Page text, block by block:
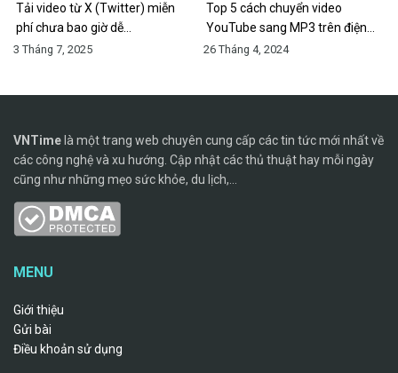
Tải video từ X (Twitter) miễn
phí chưa bao giờ dễ…
3 Tháng 7, 2025
Top 5 cách chuyển video
YouTube sang MP3 trên điện…
26 Tháng 4, 2024
VNTime là một trang web chuyên cung cấp các tin tức mới nhất về
các công nghệ và xu hướng. Cập nhật các thủ thuật hay mỗi ngày
cũng như những mẹo sức khỏe, du lịch,...
MENU
Giới thiệu
Gửi bài
Điều khoản sử dụng